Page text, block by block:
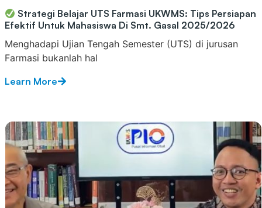
Strategi Belajar UTS Farmasi UKWMS: Tips Persiapan
Efektif Untuk Mahasiswa Di Smt. Gasal 2025/2026
Menghadapi Ujian Tengah Semester (UTS) di jurusan
Farmasi bukanlah hal
Learn More